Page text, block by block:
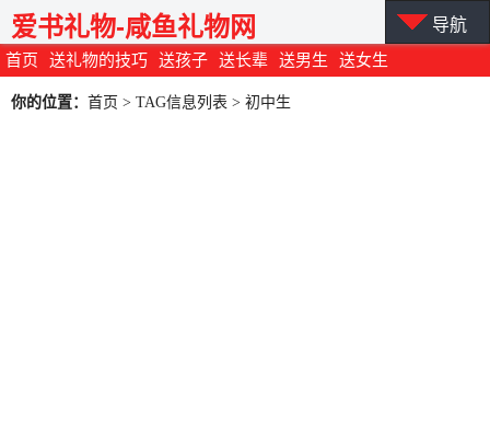
首页 送礼物的技巧 送孩子 送长辈 送男生 送女生
爱书礼物-咸鱼礼物网 导航
你的位置： 首页 > TAG信息列表 > 初中生